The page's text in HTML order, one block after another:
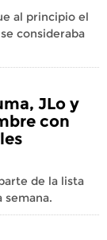
al principio el
consideraba
JLo y
con
de la lista
semana.